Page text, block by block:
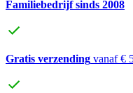
Familiebedrijf sinds 2008
Gratis verzending vanaf €